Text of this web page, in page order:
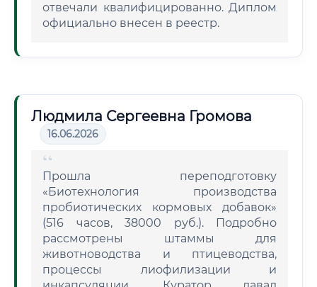
отвечали квалифицированно. Диплом
официально внесен в реестр.
Людмила Сергеевна Громова
16.06.2026
Прошла переподготовку
«Биотехнология производства
пробиотических кормовых добавок»
(516 часов, 38000 руб.). Подробно
рассмотрены штаммы для
животноводства и птицеводства,
процессы лиофилизации и